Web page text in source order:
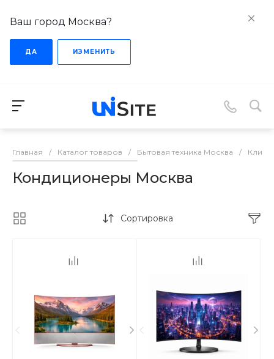
Ваш город Москва?
ДА ИЗМЕНИТЬ
Главная / Каталог товаров / Бытовая техника Москва /
Кондиционеры Москва
Сортировка